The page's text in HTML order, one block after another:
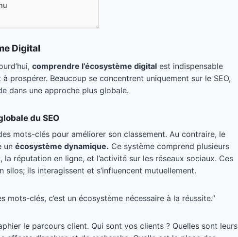
Digital
comprendre l’écosystème digital est indispensable
prospérer. Beaucoup se concentrent uniquement sur le SEO,
dans une approche plus globale.
du SEO
mots-clés pour améliorer son classement. Au contraire, le
un écosystème dynamique. Ce système comprend plusieurs
la réputation en ligne, et l’activité sur les réseaux sociaux. Ces
silos; ils interagissent et s’influencent mutuellement.
mots-clés, c’est un écosystème nécessaire à la réussite.”
le parcours client. Qui sont vos clients ? Quelles sont leurs